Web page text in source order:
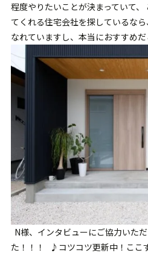
程度やりたいことが決まっていて
てくれる住宅会社を探しているな
なれていますし、本当におすすめだ
―――N様、インタビューにご協力い
た！！！ ♪コツコツ更新中！ここ